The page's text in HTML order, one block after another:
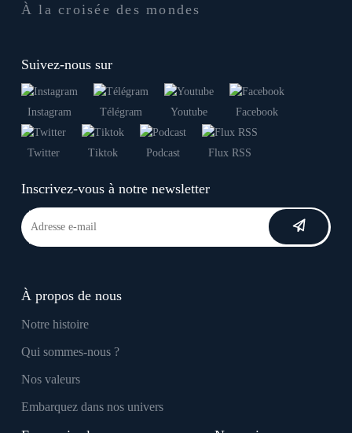
À la croisée des mondes
Suivez-nous sur
Instagram Télégram Youtube Facebook
Twitter Tiktok Podcast Flux RSS
Inscrivez-vous à notre newsletter
À propos de nous
Notre histoire
Qui sommes-nous ?
Nos valeurs
Embarquez dans nos univers